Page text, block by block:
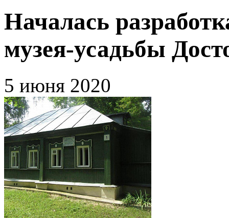
Началась
музея-усадьбы
5 июня 2020